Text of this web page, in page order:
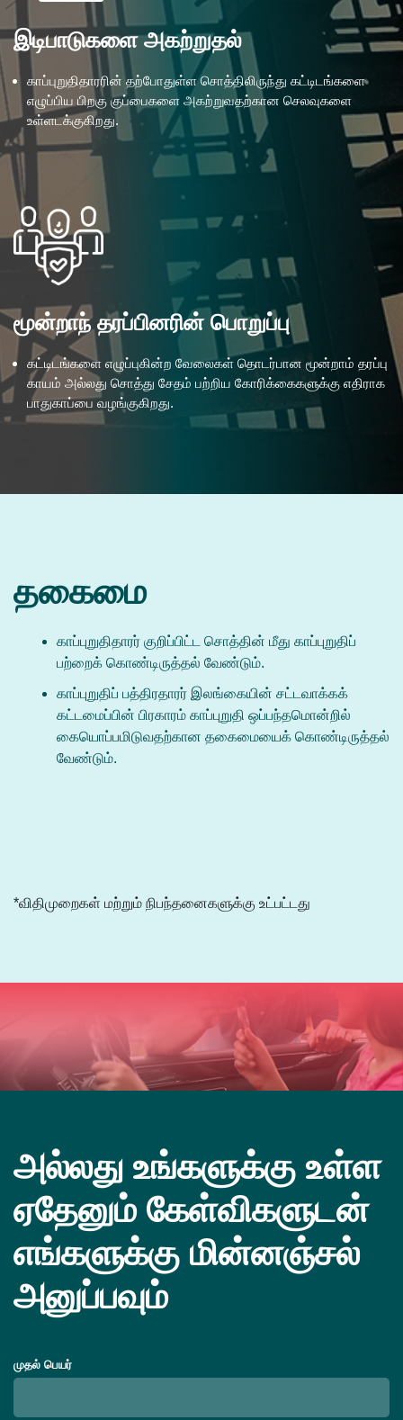
இடிபாடுகளை அகற்றுதல்
காப்புறுதிதாரரின் தற்போதுள்ள சொத்திலிருந்து கட்டிடங்களை
எழுப்பிய பிறகு குப்பைகளை அகற்றுவதற்கான செலவுகளை
உள்ளடக்குகிறது.
மூன்றாந் தரப்பினரின் பொறுப்பு
கட்டிடங்களை எழுப்புகின்ற வேலைகள் தொடர்பான மூன்றாம் தரப்பு
காயம் அல்லது சொத்து சேதம் பற்றிய கோரிக்கைகளுக்கு எதிராக
பாதுகாப்பை வழங்குகிறது.
தகைமை
காப்புறுதிதாரர் குறிப்பிட்ட சொத்தின் மீது காப்புறுதிப்
பற்றைக் கொண்டிருத்தல் வேண்டும்.
காப்புறுதிப் பத்திரதாரர் இலங்கையின் சட்டவாக்கக்
கட்டமைப்பின் பிரகாரம் காப்புறுதி ஒப்பந்தமொன்றில்
கையொப்பமிடுவதற்கான தகைமையைக் கொண்டிருத்தல்
வேண்டும்.
*விதிமுறைகள் மற்றும் நிபந்தனைகளுக்கு உட்பட்டது
அல்லது உங்களுக்கு உள்ள
ஏதேனும் கேள்விகளுடன்
எங்களுக்கு மின்னஞ்சல்
அனுப்பவும்
முதல் பெயர்